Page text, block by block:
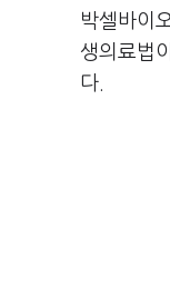
박셀바이
생의료법
다.